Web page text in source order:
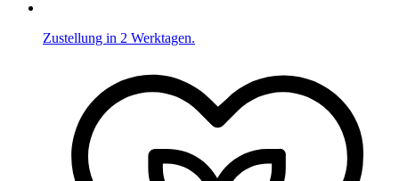
Zustellung in 2 Werktagen.